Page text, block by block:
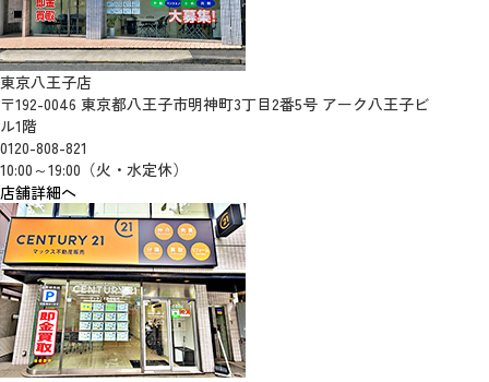
東京八王子店
〒192-0046 東京都八王子市明神町3丁目2番5号 アーク八王子ビ
ル1階
0120-808-821
10:00～19:00（火・水定休）
店舗詳細へ